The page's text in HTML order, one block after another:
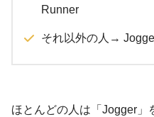
Runner
それ以外の人→
ほとんどの人は「Jogger」